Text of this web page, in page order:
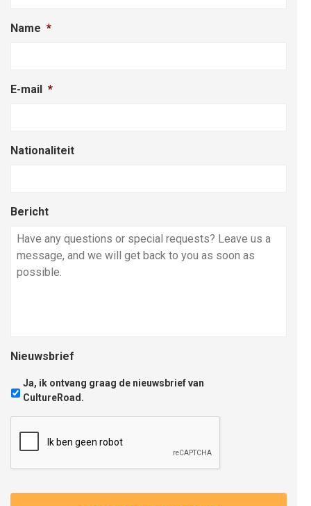
Name *
E-mail *
Nationaliteit
Bericht
Nieuwsbrief
Ja, ik ontvang graag de nieuwsbrief van
CultureRoad.